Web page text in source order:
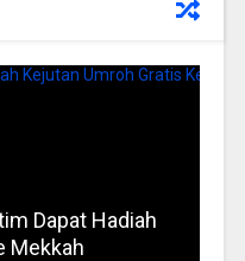
Dapat Hadiah
Mekkah